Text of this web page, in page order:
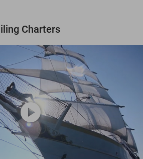
Charters
play_circle